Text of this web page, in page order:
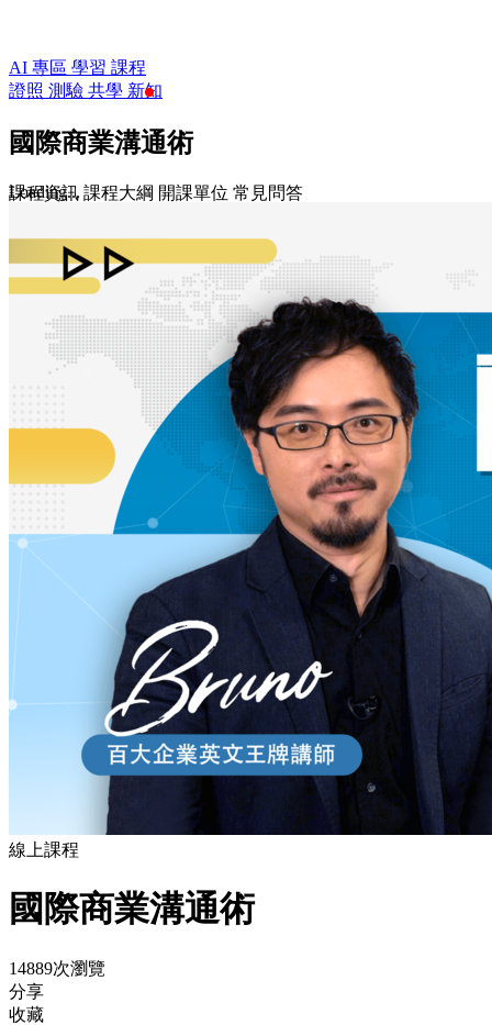
AI 專區 學習 課程
證照 測驗 共學 新知
國際商業溝通術
課程資訊 課程大綱 開課單位 常見問答
Loading...
線上課程
國際商業溝通術
14889次瀏覽
分享
收藏